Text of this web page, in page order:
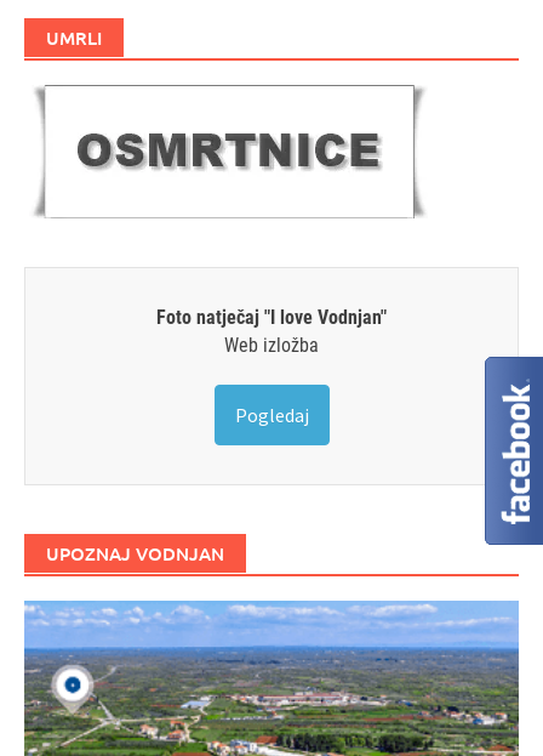
UMRLI
Foto natječaj "I love Vodnjan"
Web izložba
Pogledaj
UPOZNAJ VODNJAN